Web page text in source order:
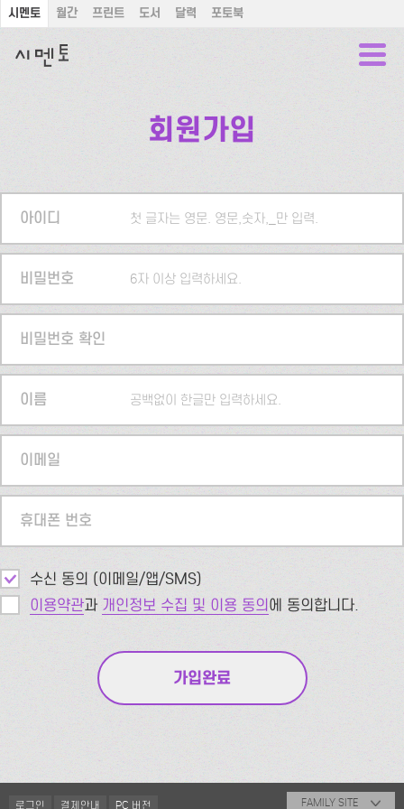
시멘토 월간 프린트 도서 달력 포토북
회원가입
아이디 첫 글자는 영문. 영문,숫자,_만 입력.
비밀번호 6자 이상 입력하세요.
비밀번호 확인
이름 공백없이 한글만 입력하세요.
이메일
휴대폰 번호
수신 동의 (이메일/앱/SMS)
이용약관과 개인정보 수집 및 이용 동의에 동의합니다.
로그인 결제안내 PC 버전 FAMILY SITE